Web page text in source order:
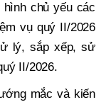
chủ yếu các
vụ quý II/2026
lý, sắp xếp, sử
II/2026.
mắc và kiến